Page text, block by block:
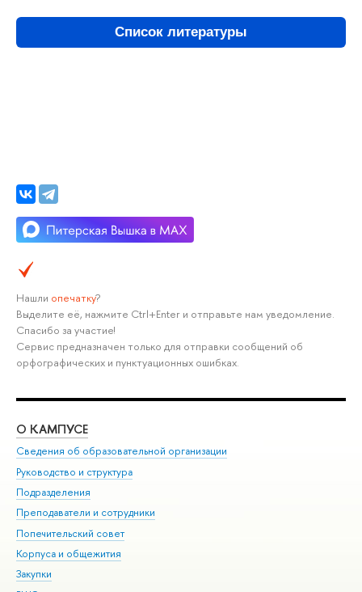
Список литературы
Нашли опечатку?
Выделите её, нажмите Ctrl+Enter и отправьте нам уведомление.
Спасибо за участие!
Сервис предназначен только для отправки сообщений об
орфографических и пунктуационных ошибках.
О КАМПУСЕ
Сведения об образовательной организации
Руководство и структура
Подразделения
Преподаватели и сотрудники
Попечительский совет
Корпуса и общежития
Закупки